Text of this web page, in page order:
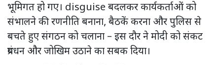
भूमिगत हो गए। disguise बदलकर कार्यकर्ताओं को
संभालने की रणनीति बनाना, बैठकें करना और पुलिस से
बचते हुए संगठन को चलाना – इस दौर ने मोदी को संकट
प्रबंधन और जोखिम उठाने का सबक दिया।